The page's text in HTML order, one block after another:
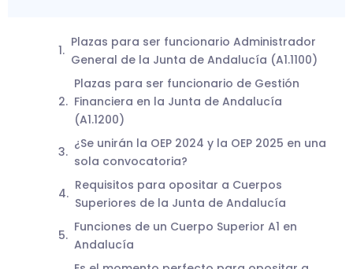
Plazas para ser funcionario Administrador
General de la Junta de Andalucía (A1.1100)
Plazas para ser funcionario de Gestión
Financiera en la Junta de Andalucía
(A1.1200)
¿Se unirán la OEP 2024 y la OEP 2025 en una
sola convocatoria?
Requisitos para opositar a Cuerpos
Superiores de la Junta de Andalucía
Funciones de un Cuerpo Superior A1 en
Andalucía